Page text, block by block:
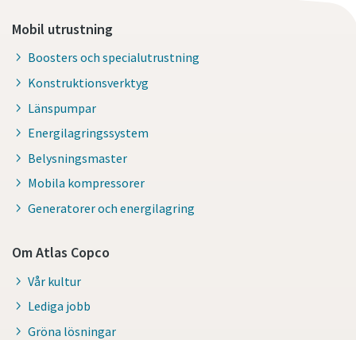
Mobil utrustning
Boosters och specialutrustning
Konstruktionsverktyg
Länspumpar
Energilagringssystem
Belysningsmaster
Mobila kompressorer
Generatorer och energilagring
Om Atlas Copco
Vår kultur
Lediga jobb
Gröna lösningar